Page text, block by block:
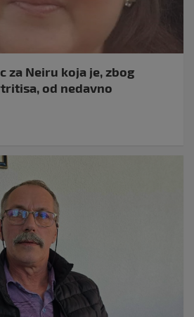
za Neiru koja je, zbog
od nedavno